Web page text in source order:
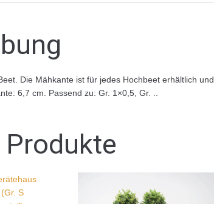
Die Mähkante ist für jedes Hochbeet erhältlich
6,7 cm. Passend zu: Gr. 1×0,5, Gr. ..